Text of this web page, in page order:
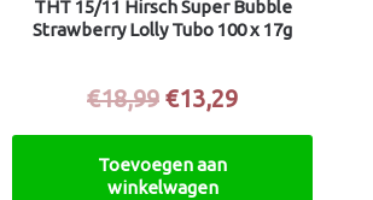
THT 15/11 Hirsch Super Bubble
Strawberry Lolly Tubo 100 x 17g
€18,99 €13,29
Toevoegen aan
winkelwagen